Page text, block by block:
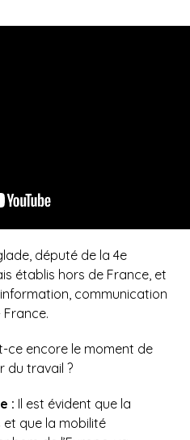
député de la 4e
établis hors de France, et
communication
France.
ce encore le moment de
du travail ?
: Il est évident que la
que la mobilité